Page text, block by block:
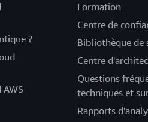
?
AWS
Formation
Centre de
Bibliothèque de
Centre
Questions
techniques et
Rapports